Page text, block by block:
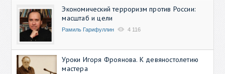
Экономический терроризм против России:
масштаб и цели
Рамиль Гарифуллин 4 116
Уроки Игоря Фроянова. К девяностолетию
мастера